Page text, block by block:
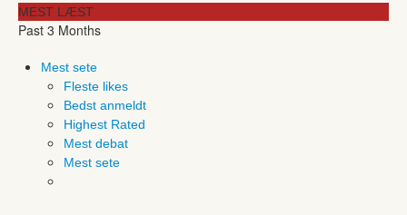
MEST LÆST
Past 3 Months
Mest sete
Fleste likes
Bedst anmeldt
Highest Rated
Mest debat
Mest sete